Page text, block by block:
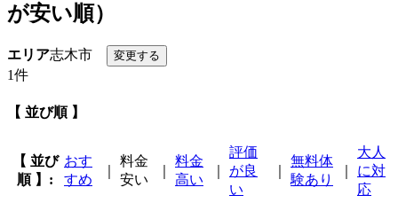
が安い順）
エリア志木市
1件
【 並び順 】
【 並び
順 】:
おす
すめ
料金
安い
料金
高い
評価
が良
い
無料体
験あり
大人
に対
応